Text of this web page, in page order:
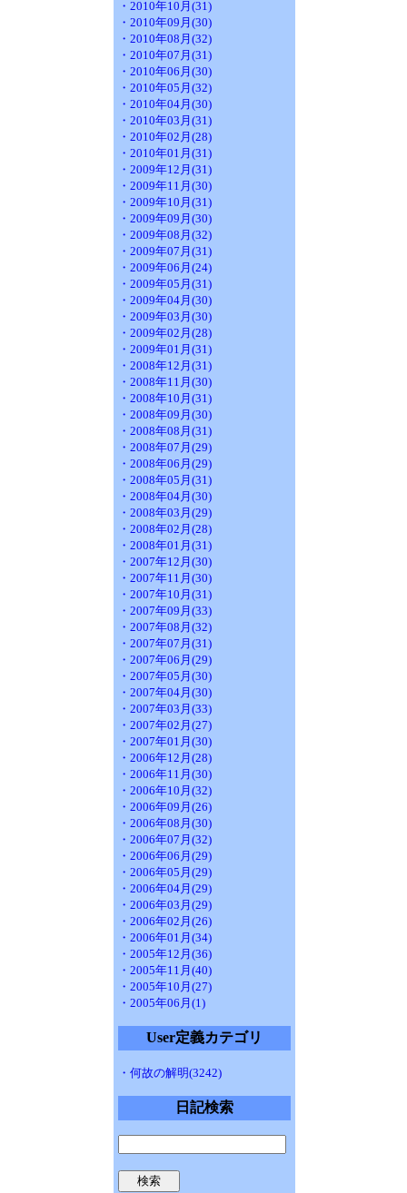
・2010年10月(31)
・2010年09月(30)
・2010年08月(32)
・2010年07月(31)
・2010年06月(30)
・2010年05月(32)
・2010年04月(30)
・2010年03月(31)
・2010年02月(28)
・2010年01月(31)
・2009年12月(31)
・2009年11月(30)
・2009年10月(31)
・2009年09月(30)
・2009年08月(32)
・2009年07月(31)
・2009年06月(24)
・2009年05月(31)
・2009年04月(30)
・2009年03月(30)
・2009年02月(28)
・2009年01月(31)
・2008年12月(31)
・2008年11月(30)
・2008年10月(31)
・2008年09月(30)
・2008年08月(31)
・2008年07月(29)
・2008年06月(29)
・2008年05月(31)
・2008年04月(30)
・2008年03月(29)
・2008年02月(28)
・2008年01月(31)
・2007年12月(30)
・2007年11月(30)
・2007年10月(31)
・2007年09月(33)
・2007年08月(32)
・2007年07月(31)
・2007年06月(29)
・2007年05月(30)
・2007年04月(30)
・2007年03月(33)
・2007年02月(27)
・2007年01月(30)
・2006年12月(28)
・2006年11月(30)
・2006年10月(32)
・2006年09月(26)
・2006年08月(30)
・2006年07月(32)
・2006年06月(29)
・2006年05月(29)
・2006年04月(29)
・2006年03月(29)
・2006年02月(26)
・2006年01月(34)
・2005年12月(36)
・2005年11月(40)
・2005年10月(27)
・2005年06月(1)
User定義カテゴリ
・何故の解明(3242)
日記検索